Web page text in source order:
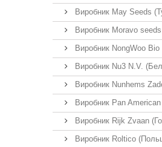
Виробник May Seeds
Виробник Moravo
Виробник NongWoo Bio
Виробник Nu3 N.V.
Виробник Nunhems
Виробник Pan
Виробник Rijk Zvaan
Виробник Roltico